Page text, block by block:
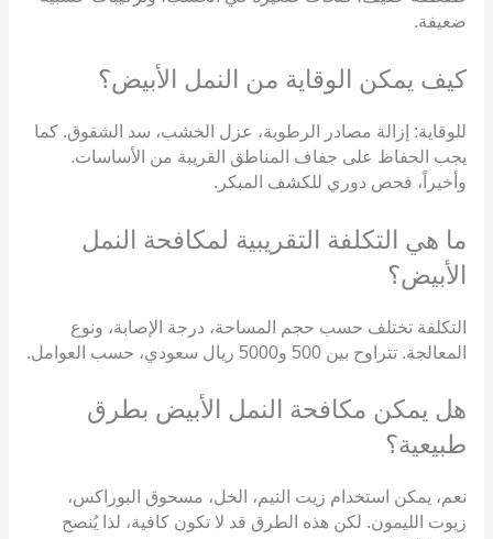
ضعيفة.
كيف يمكن الوقاية من النمل الأبيض؟
للوقاية: إزالة مصادر الرطوبة، عزل الخشب، سد الشقوق. كما
يجب الحفاظ على جفاف المناطق القريبة من الأساسات.
وأخيراً، فحص دوري للكشف المبكر.
ما هي التكلفة التقريبية لمكافحة النمل
الأبيض؟
التكلفة تختلف حسب حجم المساحة، درجة الإصابة، ونوع
المعالجة. تتراوح بين 500 و5000 ريال سعودي، حسب العوامل.
هل يمكن مكافحة النمل الأبيض بطرق
طبيعية؟
نعم، يمكن استخدام زيت النيم، الخل، مسحوق البوراكس،
زيوت الليمون. لكن هذه الطرق قد لا تكون كافية، لذا يُنصح